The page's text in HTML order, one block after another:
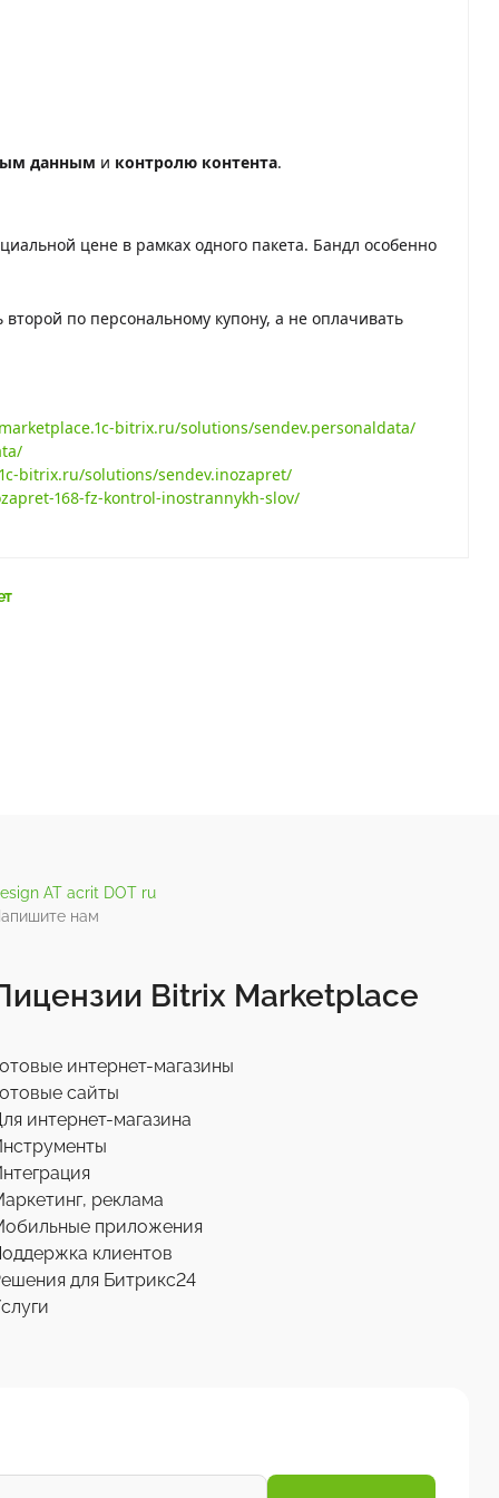
данным и контролю контента.
цене в рамках одного пакета. Бандл особенно
по персональному купону, а не оплачивать
bitrix.ru/solutions/sendev.personaldata/
bitrix.ru/solutions/sendev.inozapret/
168-fz-kontrol-inostrannykh-slov/
AT acrit DOT ru
нам
Bitrix Marketplace
интернет-магазины
сайты
интернет-магазина
реклама
приложения
клиентов
для Битрикс24